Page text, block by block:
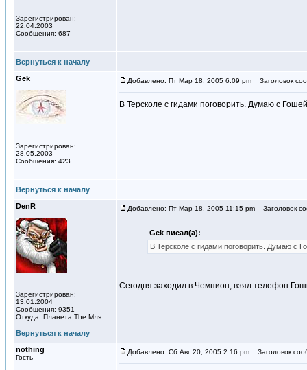
Зарегистрирован:
22.04.2003
Сообщения: 687
Вернуться к началу
Gek
Зарегистрирован:
28.05.2003
Сообщения: 423
Добавлено: Пт Мар 18, 2005 6:09 pm Заголовок
В Терсколе с гидами поговорить. Думаю с
Вернуться к началу
DenR
Зарегистрирован:
13.01.2004
Сообщения: 9351
Откуда: Планета The Мля
Добавлено: Пт Мар 18, 2005 11:15 pm Заголовок
Gek писал(а):
В Терсколе с гидами поговорить. Думаю с
Сегодня заходил в Чемпион, взял телефон
Вернуться к началу
nothing
Гость
Добавлено: Сб Авг 20, 2005 2:16 pm Заголовок